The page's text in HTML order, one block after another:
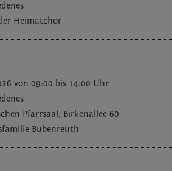
Heimatchor
von 09:00 bis 14:00 Uhr
Pfarrsaal, Birkenallee 60
Bubenreuth